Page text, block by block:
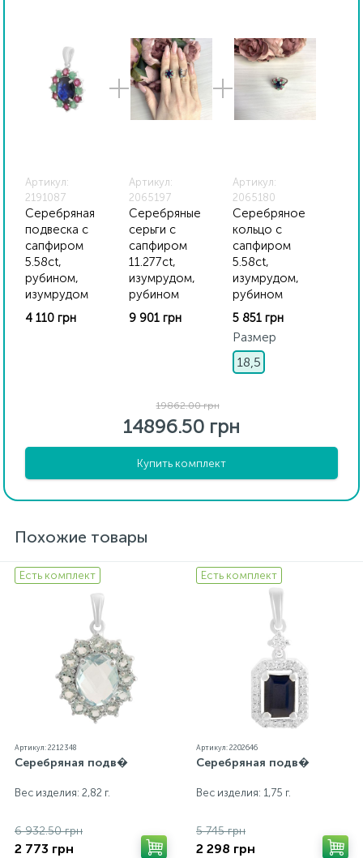
бирка с указанием всех параметров.*Цвета
изделий на сайте могут незначительно отличаться
от реальных из-за особенностей цветопередачи
экрана
Артикул:
2191087
Серебряная
подвеска с
сапфиром
5.58ct,
рубином,
изумрудом
4 110 грн
Артикул:
2065197
Серебряные
серьги с
сапфиром
11.277ct,
изумрудом,
рубином
9 901 грн
Артикул:
2065180
Серебряное
кольцо с
сапфиром
5.58ct,
изумрудом,
рубином
5 851 грн
Размер
18,5
19862.00 грн
14896.50 грн
Купить комплект
Похожие товары
Есть комплект
Артикул: 2212348
Серебряная подв�
Вес изделия: 2,82 г.
6 932.50 грн
2 773 грн
Есть комплект
Артикул: 2202646
Серебряная подв�
Вес изделия: 1,75 г.
5 745 грн
2 298 грн